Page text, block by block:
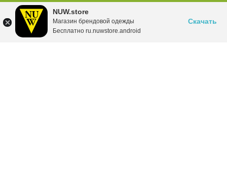
NUW.store
Магазин брендовой одежды
Бесплатно ru.nuwstore.android
Скачать